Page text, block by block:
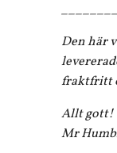
Den här
fraktfritt
Allt gott!
Mr